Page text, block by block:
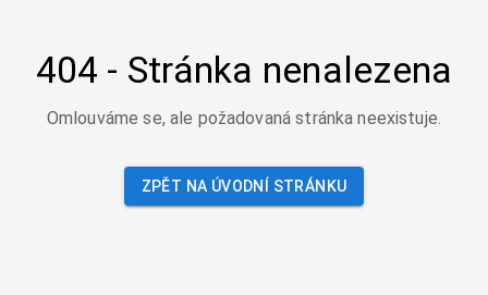
404 - Stránka nenalezena
Omlouváme se, ale požadovaná stránka neexistuje.
ZPĚT NA ÚVODNÍ STRÁNKU